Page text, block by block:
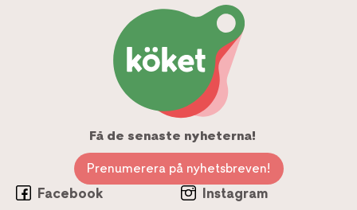
Få de senaste nyheterna!
Prenumerera på nyhetsbreven!
Facebook
Instagram